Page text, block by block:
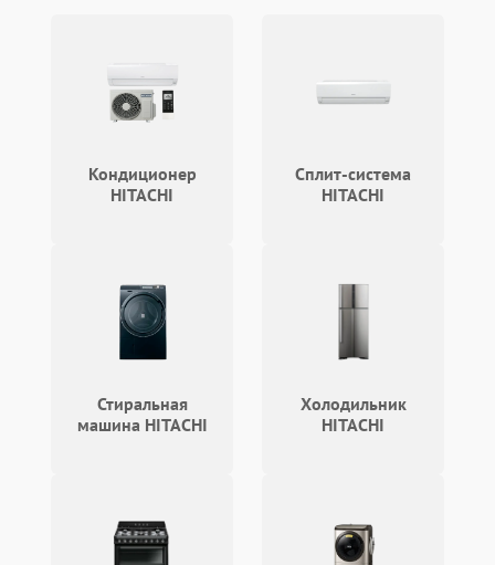
Кондиционер
HITACHI
Сплит-система
HITACHI
Стиральная
машина HITACHI
Холодильник
HITACHI